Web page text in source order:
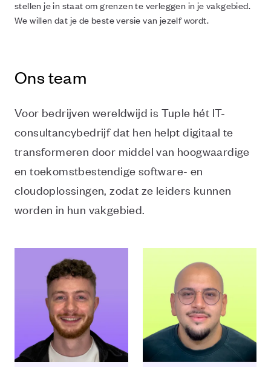
stellen je in staat om grenzen te verleggen in je vakgebied.
We willen dat je de beste versie van jezelf wordt.
Ons team
Voor bedrijven wereldwijd is Tuple hét IT-
consultancybedrijf dat hen helpt digitaal te
transformeren door middel van hoogwaardige
en toekomstbestendige software- en
cloudoplossingen, zodat ze leiders kunnen
worden in hun vakgebied.